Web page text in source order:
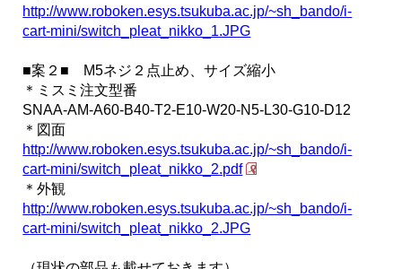
http://www.roboken.esys.tsukuba.ac.jp/~sh_bando/i-
cart-mini/switch_pleat_nikko_1.JPG
■案２■ M5ネジ２点止め、サイズ縮小
＊ミスミ注文型番
SNAA-AM-A60-B40-T2-E10-W20-N5-L30-G10-D12
＊図面
http://www.roboken.esys.tsukuba.ac.jp/~sh_bando/i-
cart-mini/switch_pleat_nikko_2.pdf
＊外観
http://www.roboken.esys.tsukuba.ac.jp/~sh_bando/i-
cart-mini/switch_pleat_nikko_2.JPG